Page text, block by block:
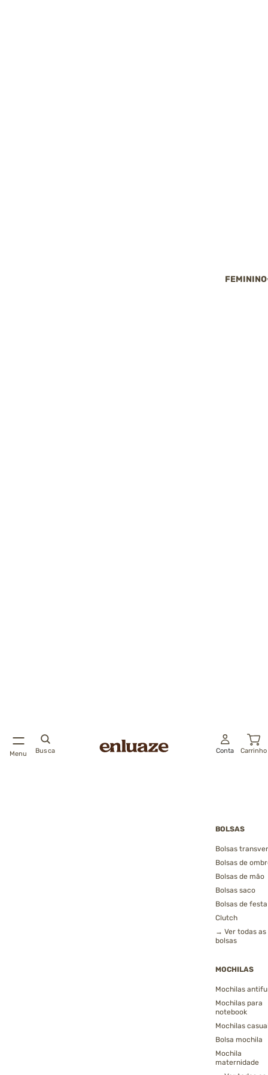
Menu Busca
FEMININO
BOLSAS
Bolsas
Bolsas de
Bolsas de mão
Bolsas saco
Bolsas de festa
Clutch
→ Ver todas as
bolsas
MOCHILAS
Mochilas
Mochilas para
notebook
Mochilas
Bolsa mochila
Mochila
maternidade
Conta Carrinho